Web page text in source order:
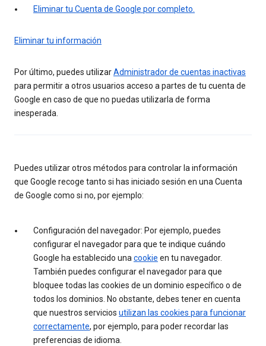
Eliminar tu Cuenta de Google por completo.
Eliminar tu información
Por último, puedes utilizarAdministrador de cuentas inactivas
para permitir a otros usuarios acceso a partes de tu cuenta de
Google en caso de que no puedas utilizarla de forma
inesperada.
Puedes utilizar otros métodos para controlar la información
que Google recoge tanto si has iniciado sesión en una Cuenta
de Google como si no, por ejemplo:
Configuración del navegador: Por ejemplo, puedes
configurar el navegador para que te indique cuándo
Google ha establecido una cookie en tu navegador.
También puedes configurar el navegador para que
bloquee todas las cookies de un dominio específico o de
todos los dominios. No obstante, debes tener en cuenta
que nuestros servicios utilizan las cookies para funcionar
correctamente, por ejemplo, para poder recordar las
preferencias de idioma.